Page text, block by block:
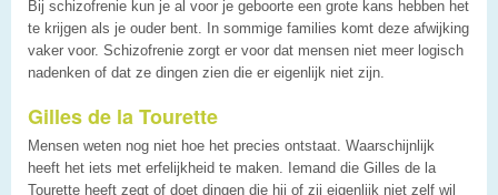
Bij schizofrenie kun je al voor je geboorte een grote kans hebben het
te krijgen als je ouder bent. In sommige families komt deze afwijking
vaker voor. Schizofrenie zorgt er voor dat mensen niet meer logisch
nadenken of dat ze dingen zien die er eigenlijk niet zijn.
Gilles de la Tourette
Mensen weten nog niet hoe het precies ontstaat. Waarschijnlijk
heeft het iets met erfelijkheid te maken. Iemand die Gilles de la
Tourette heeft zegt of doet dingen die hij of zij eigenlijk niet zelf wil